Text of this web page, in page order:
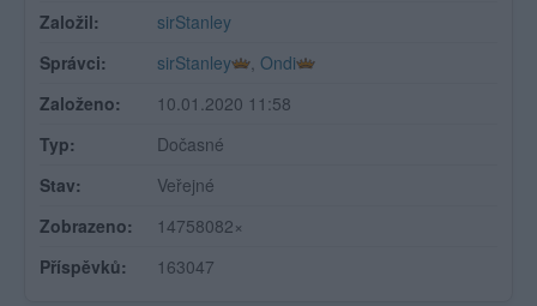
Založil:
sirStanley
Správci:
sirStanley , Ondi
Založeno:
10.01.2020 11:58
Typ:
Dočasné
Stav:
Veřejné
Zobrazeno:
14758082×
Příspěvků:
163047